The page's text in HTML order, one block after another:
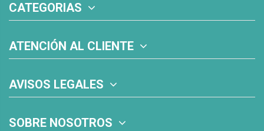
CATEGORIAS
ATENCIÓN AL CLIENTE
AVISOS LEGALES
SOBRE NOSOTROS